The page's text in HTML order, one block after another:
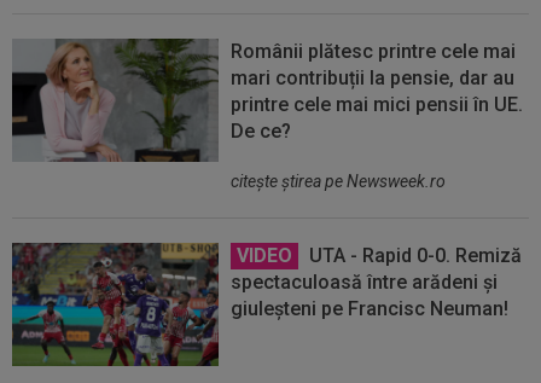
Românii plătesc printre cele mai
mari contribuții la pensie, dar au
printre cele mai mici pensii în UE.
De ce?
citeşte ştirea pe Newsweek.ro
VIDEO
UTA - Rapid 0-0. Remiză
spectaculoasă între arădeni și
giuleșteni pe Francisc Neuman!